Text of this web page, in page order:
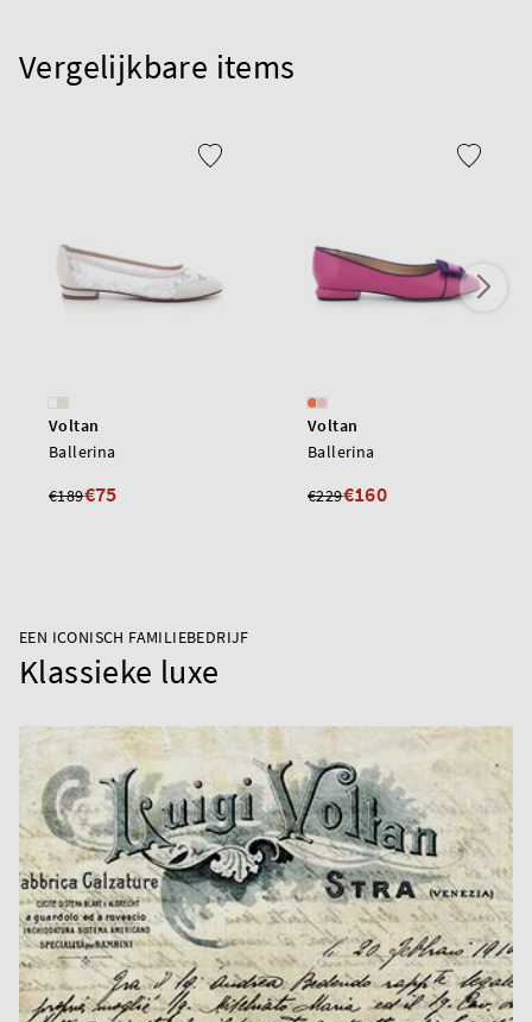
Vergelijkbare items
Voltan
Ballerina
€189€75
Voltan
Ballerina
€229€160
EEN ICONISCH FAMILIEBEDRIJF
Klassieke luxe